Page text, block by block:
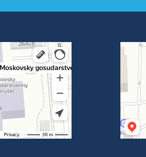
коммуникаций Рут
ВУЗ в